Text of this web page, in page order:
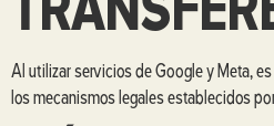
Al utilizar servicios de Google y Meta,
los mecanismos legales establecidos